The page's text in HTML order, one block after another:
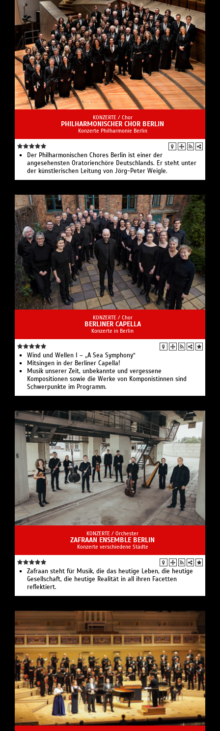
KONZERTE / Chor
PHILHARMONISCHER CHOR BERLIN
Konzerte Philharmonie Berlin
Der Philharmonischen Chores Berlin ist einer der
angesehensten Oratorienchöre Deutschlands. Er steht unter
der künstlerischen Leitung von Jörg-Peter Weigle.
KONZERTE / Chor
BERLINER CAPELLA
Konzerte in Berlin
Wind und Wellen I – „A Sea Symphony“
Mitsingen in der Berliner Capella!
Musik unserer Zeit, unbekannte und vergessene
Kompositionen sowie die Werke von Komponistinnen sind
Schwerpunkte im Programm.
KONZERTE / Orchester
ZAFRAAN ENSEMBLE BERLIN
Konzerte verschiedene Städte
Zafraan steht für Musik, die das heutige Leben, die heutige
Gesellschaft, die heutige Realität in all ihren Facetten
reflektiert.